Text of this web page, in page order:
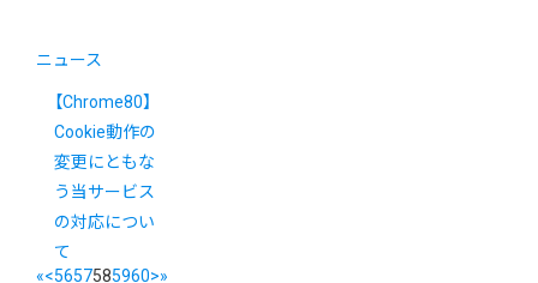
ニュース
【Chrome80】
Cookie動作の
変更にともな
う当サービス
の対応につい
て
«<5657585960>»